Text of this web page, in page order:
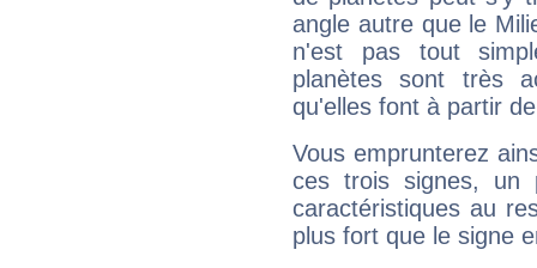
angle autre que le
n'est pas tout
planètes sont très
qu'elles font à partir
Vous emprunterez
ces trois signes, un
caractéristiques au
plus fort que le signe